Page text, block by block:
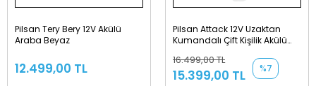
Pilsan Tery Bery 12V Akülü
Araba Beyaz
12.499,00 TL
Pilsan Attack 12V Uzaktan
Kumandalı Çift Kişilik Akülü
16.499,00 TL
15.399,00 TL %7